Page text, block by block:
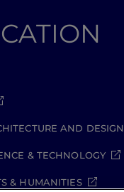
AND DESIGN
& TECHNOLOGY
& HUMANITIES